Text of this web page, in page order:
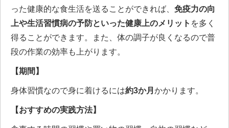
った健康的な食生活を送ることができれば、 免疫力の向
上や生活習慣病の予防といった健康上のメリット を多く
得ることができます。また、体の調子が良くなるので普
段の作業の効率も上がります。
【期間】
身体習慣なので身に着けるには約3か月 かかります。
【おすすめの実践方法】